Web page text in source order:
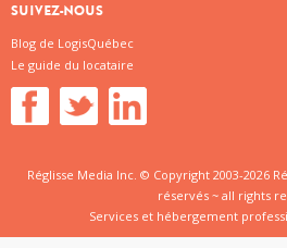
SUIVEZ-NOUS
Blog de LogisQuébec
Le guide du locataire
Réglisse Media Inc. © Copyright 2003-2026
réservés ~ all rights
Services et hébergement